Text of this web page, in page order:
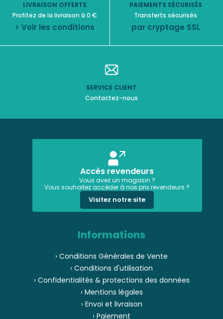
LIVRAISON OFFERTE
Profitez de la livraison à 0 €
> Voir les conditions
PAIEMENTS SÉCURISÉS
Transferts sécurisés
par cryptage SSL
SERVICE CLIENT
Contactez-nous
Accès revendeurs
Vous avez un magasin ?
Vous souhaitez accéder à nos prix revendeurs ?
Visitez notre site
Informations
› Conditions Générales de Vente
› Conditions d'utilisation
› Confidentialités & protections des données
› Mentions légales
› Envoi et livraison
› Paiement